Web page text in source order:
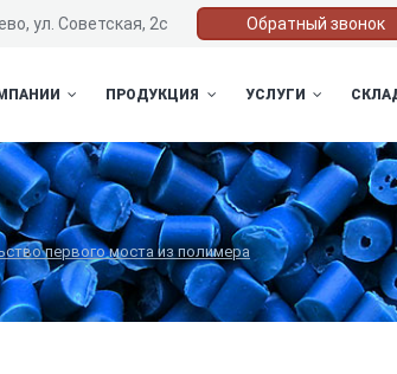
ул. Советская, 2с Обратный звонок
ПРОДУКЦИЯ УСЛУГИ
первого моста из полимера